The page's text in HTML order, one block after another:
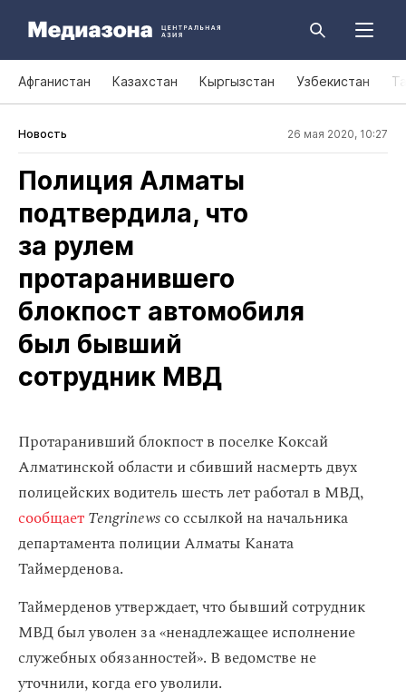
Афганистан Казахстан Кыргызстан Узбекистан
Новость 26 мая 2020, 10:27
Полиция Алматы
подтвердила, что
за рулем
протаранившего
блокпост автомобиля
был бывший
сотрудник МВД
Протаранивший блокпост в поселке Коксай
Алматинской области и сбивший насмерть двух
полицейских водитель шесть лет работал в МВД,
сообщаетTengrinewsсо ссылкой на начальника
департамента полиции Алматы Каната
Таймерденова.
Таймерденов утверждает, что бывший сотрудник
МВД был уволен за «ненадлежащее исполнение
служебных обязанностей». В ведомстве не
уточнили, когда его уволили.